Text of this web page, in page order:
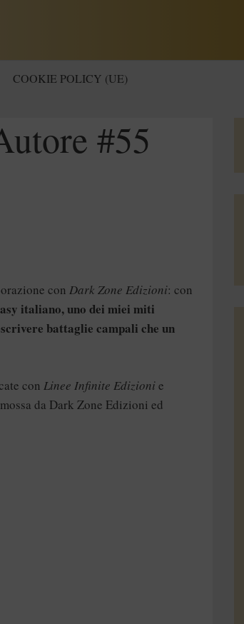
COOKIE POLICY (UE)
#55
con Dark Zone Edizioni: con
italiano, uno dei miei miti
battaglie campali che un
con Linee Infinite Edizionie
da Dark Zone Edizioni ed